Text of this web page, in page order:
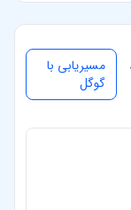
مسیریابی با
گوگل